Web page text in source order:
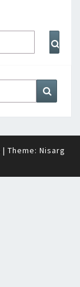
| Theme: Nisarg